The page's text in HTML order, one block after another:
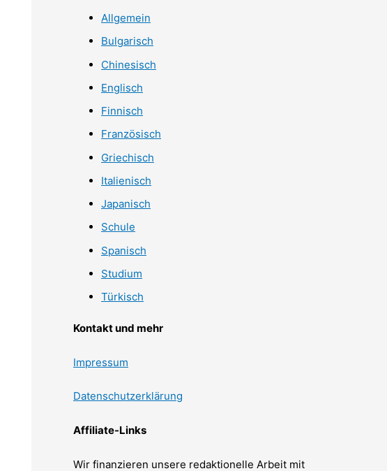
Allgemein
Bulgarisch
Chinesisch
Englisch
Finnisch
Französisch
Griechisch
Italienisch
Japanisch
Schule
Spanisch
Studium
Türkisch
Kontakt und mehr
Impressum
Datenschutzerklärung
Affiliate-Links
Wir finanzieren unsere redaktionelle Arbeit mit